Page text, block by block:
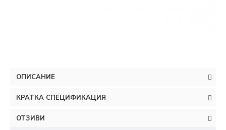
ОПИСАНИЕ
КРАТКА СПЕЦИФИКАЦИЯ
ОТЗИВИ